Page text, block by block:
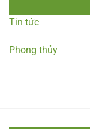
Tin tức
Phong thủy